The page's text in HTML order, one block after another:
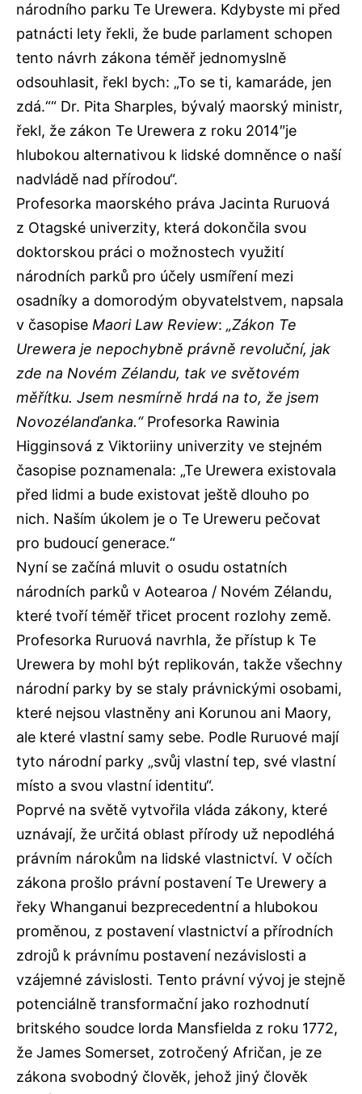
národního parku Te Urewera. Kdybyste mi před
patnácti lety řekli, že bude parlament schopen
tento návrh zákona téměř jednomyslně
odsouhlasit, řekl bych: „To se ti, kamaráde, jen
zdá.““ Dr. Pita Sharples, bývalý maorský ministr,
řekl, že zákon Te Urewera z roku 2014″je
hlubokou alternativou k lidské domněnce o naší
nadvládě nad přírodou“.
Profesorka maorského práva Jacinta Ruruová
z Otagské univerzity, která dokončila svou
doktorskou práci o možnostech využití
národních parků pro účely usmíření mezi
osadníky a domorodým obyvatelstvem, napsala
v časopise Maori Law Review: „Zákon Te
Urewera je nepochybně právně revoluční, jak
zde na Novém Zélandu, tak ve světovém
měřítku. Jsem nesmírně hrdá na to, že jsem
Novozélanďanka.“Profesorka Rawinia
Higginsová z Viktoriiny univerzity ve stejném
časopise poznamenala: „Te Urewera existovala
před lidmi a bude existovat ještě dlouho po
nich. Naším úkolem je o Te Ureweru pečovat
pro budoucí generace.“
Nyní se začíná mluvit o osudu ostatních
národních parků v Aotearoa / Novém Zélandu,
které tvoří téměř třicet procent rozlohy země.
Profesorka Ruruová navrhla, že přístup k Te
Urewera by mohl být replikován, takže všechny
národní parky by se staly právnickými osobami,
které nejsou vlastněny ani Korunou ani Maory,
ale které vlastní samy sebe. Podle Ruruové mají
tyto národní parky „svůj vlastní tep, své vlastní
místo a svou vlastní identitu“.
Poprvé na světě vytvořila vláda zákony, které
uznávají, že určitá oblast přírody už nepodléhá
právním nárokům na lidské vlastnictví. V očích
zákona prošlo právní postavení Te Urewery a
řeky Whanganui bezprecedentní a hlubokou
proměnou, z postavení vlastnictví a přírodních
zdrojů k právnímu postavení nezávislosti a
vzájemné závislosti. Tento právní vývoj je stejně
potenciálně transformační jako rozhodnutí
britského soudce lorda Mansfielda z roku 1772,
že James Somerset, zotročený Afričan, je ze
zákona svobodný člověk, jehož jiný člověk